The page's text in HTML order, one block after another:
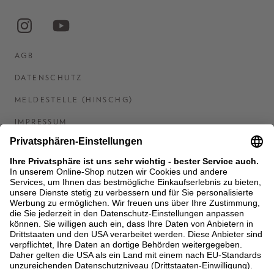
AGB
DATENSCHUTZ
MELDESTELLE (HINSCHG)
IMPRESSUM
BARRIEREFREIHEITSERKLÄRUNG
KONTAKT
COOKIES
MEN'S WORLD: BRAUN HAMBURG
Ein Unternehmen der Unger GmbH & Co. KG